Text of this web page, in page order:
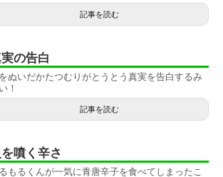
記事を読む
の告白
ぬいだかたつむりがとうとう真実を告白するみ
！
記事を読む
噴く辛さ
もるくんが一気に青唐辛子を食べてしまったこ